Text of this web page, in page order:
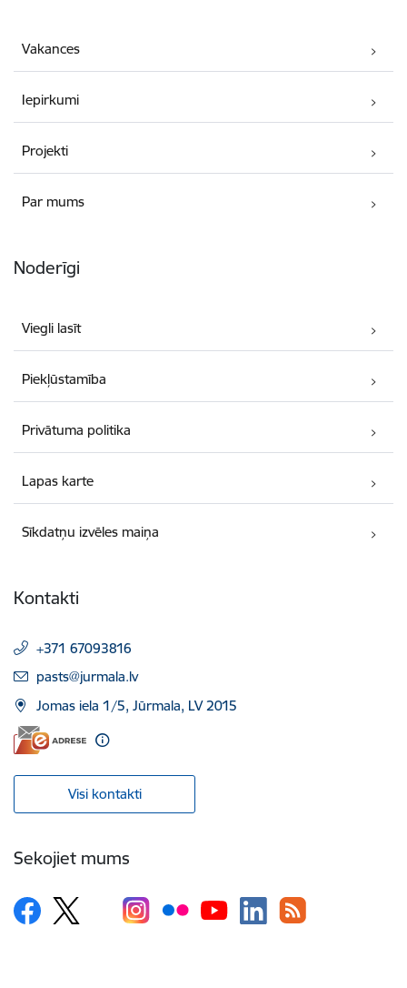
Vakances
Iepirkumi
Projekti
Par mums
Noderīgi
Viegli lasīt
Piekļūstamība
Privātuma politika
Lapas karte
Sīkdatņu izvēles maiņa
Kontakti
+371 67093816
E-pasts:
pasts@jurmala.lv
Jomas iela 1/5, Jūrmala, LV 2015
Visi kontakti
Sekojiet mums